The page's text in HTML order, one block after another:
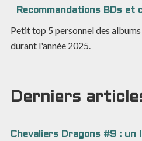
Recommandations BDs et
Petit top 5 personnel des
durant l'année 2025.
Derniers
Chevaliers Dragons #9 :